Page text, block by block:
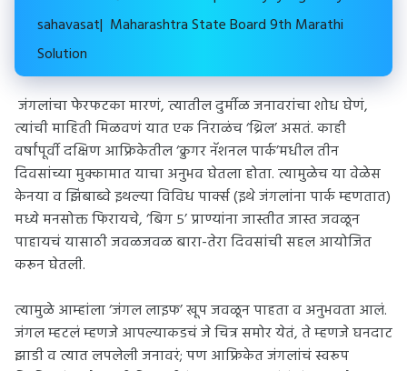
sahavasat| Maharashtra State Board 9th Marathi
Solution
जंगलांचा फेरफटका मारणं, त्यातील दुर्मीळ जनावरांचा शोध घेणं,
त्यांची माहिती मिळवणं यात एक निराळंच ‘थ्रिल’ असतं. काही
वर्षांपूर्वी दक्षिण आफ्रिकेतील ‘क्रुगर नॅशनल पार्क’मधील तीन
दिवसांच्या मुक्कामात याचा अनुभव घेतला होता. त्यामुळेच या वेळेस
केनया व झिंबाब्वे इथल्या विविध पार्क्स (इथे जंगलांना पार्क म्हणतात)
मध्ये मनसोक्त फिरायचे, ‘बिग ५’ प्राण्यांना जास्तीत जास्त जवळून
पाहायचं यासाठी जवळजवळ बारा-तेरा दिवसांची सहल आयोजित
करून घेतली.
त्यामुळे आम्हांला ‘जंगल लाइफ’ खूप जवळून पाहता व अनुभवता आलं.
जंगल म्हटलं म्हणजे आपल्याकडचं जे चित्र समोर येतं, ते म्हणजे घनदाट
झाडी व त्यात लपलेली जनावरं; पण आफ्रिकेत जंगलांचं स्वरूप